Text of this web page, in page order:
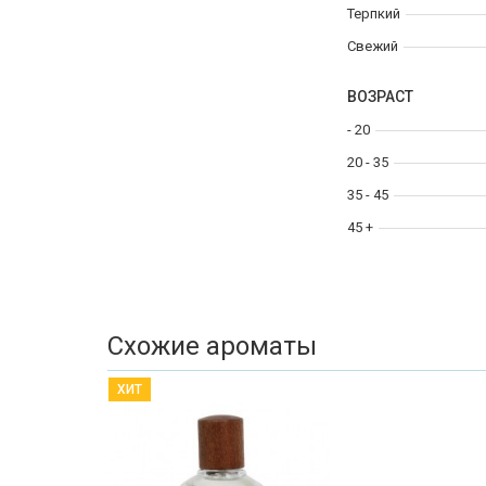
Терпкий
Свежий
ВОЗРАСТ
- 20
20 - 35
35 - 45
45 +
Схожие ароматы
ХИТ